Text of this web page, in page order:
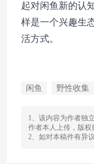
起对闲鱼新的认
样是一个兴趣生
活方式。
闲鱼 野性收集
1、该内容为作者独
作者本人上传，版权
2、如对本稿件有异